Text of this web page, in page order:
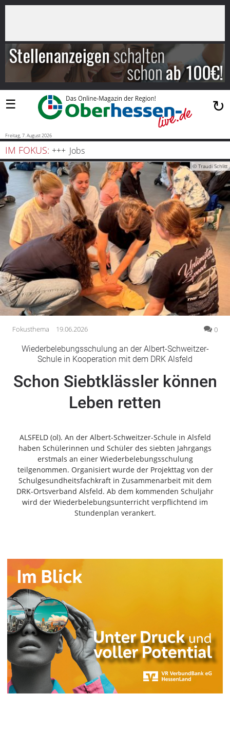
Suchen
Startseite
Blaulicht
Sport
Politik
Bauen
und
Wohnen
Freizeit
Gesellschaft
Gesundheit
Kultur
Lifestyle
Wirtschaft
Vogelsberg
Alsfeld
Lauterbach
Romrod
Homberg
Antrifttal
Feldatal
Freiensteinau
Gemünden
Grebenau
Grebenhain
Mücke
Schwalmtal
Ulrichstein
Wartenberg
Schwalm
Fulda
Gießen
Impressum
×
☰ ↻
Freitag, 7. August 2026
IM FOKUS: Jobs
© Traudi Schlitt
Fokusthema 19.06.2026 0
Wiederbelebungsschulung an der Albert-Schweitzer-
Schule in Kooperation mit dem DRK Alsfeld
Schon Siebtklässler können
Leben retten
ALSFELD (ol). An der Albert-Schweitzer-Schule in Alsfeld
haben Schülerinnen und Schüler des siebten Jahrgangs
erstmals an einer Wiederbelebungsschulung
teilgenommen. Organisiert wurde der Projekttag von der
Schulgesundheitsfachkraft in Zusammenarbeit mit dem
DRK-Ortsverband Alsfeld. Ab dem kommenden Schuljahr
wird der Wiederbelebungsunterricht verpflichtend im
Stundenplan verankert.